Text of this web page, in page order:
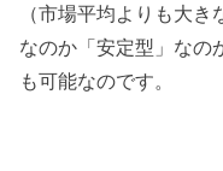
（市場平均よりも大き
なのか「安定型」なの
も可能なのです。